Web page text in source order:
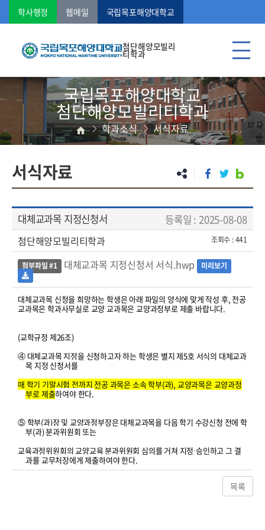
학사행정 웹메일 국립목포해양대학교
첨단해양모빌리
티학과
국립목포해양대학교
첨단해양모빌리티학과
학과소식 서식자료
서식자료
대체교과목 지정신청서
등록일 : 2025-08-08
첨단해양모빌리티학과
조회수 : 441
첨부파일 #1 대체교과목 지정신청서 서식.hwp 미리보기
대체교과목 신청을 희망하는 학생은 아래 파일의 양식에 맞게 작성 후, 전공
교과목은 학과사무실로 교양 교과목은 교양과정부로 제출 바랍니다.
(교학규정 제26조)
④ 대체교과목 지정을 신청하고자 하는 학생은 별지 제5호 서식의 대체교과
목 지정 신청서를
매 학기 기말시험 전까지 전공 과목은 소속 학부(과), 교양과목은 교양과정
부로 제출하여야 한다.
⑤ 학부(과)장 및 교양과정부장은 대체교과목을 다음 학기 수강신청 전에 학
부(과) 분과위원회 또는
교육과정위원회의 교양교육 분과위원회 심의를 거쳐 지정·승인하고 그 결
과를 교무처장에게 제출하여야 한다.
목록